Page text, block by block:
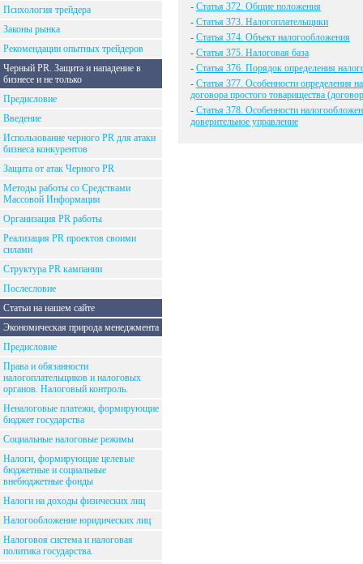
Психология трейдера
Законы рынка
Рекомендации опытных трейдеров
Черный PR. Защита и нападение в
бизнесе и не только
Предисловие
Введение
Использование черного PR для атаки
бизнеса конкурентов
Защита от атак Черного PR
Методы работы со Средствами
Массовой Информации
Организация PR работы
Реализация PR проектов своими
силами
Структура PR кампании
Послесловие
Статьи на нашем сайте
Экономическая природа менеджмента
Предисловие
Права и обязанности
налогоплательщиков и налоговых
органов. Налоговый контроль.
Неналоговые платежи, формирующие
бюджет государства
Социальные налоговые режимы
Налоги, формирующие целевые
бюджетные и социальные
внебюджетные фонды
Налоги на доходы физических лиц
Налогообложение юридических лиц
Налоговоя система и налоговая
политика государства.
- Статья 372. Общие положения
- Статья 373. Налогоплательщики
- Статья 374. Объект налогообложения
- Статья 375. Налоговая база
- Статья 376. Порядок определения
- Статья 377. Особенности определения
договора простого товарищества
- Статья 378. Особенности
доверительное управление